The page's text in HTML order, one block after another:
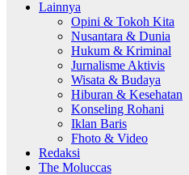
Lainnya
Opini & Tokoh Kita
Nusantara & Dunia
Hukum & Kriminal
Jurnalisme Aktivis
Wisata & Budaya
Hiburan & Kesehatan
Konseling Rohani
Iklan Baris
Fhoto & Video
Redaksi
The Moluccas